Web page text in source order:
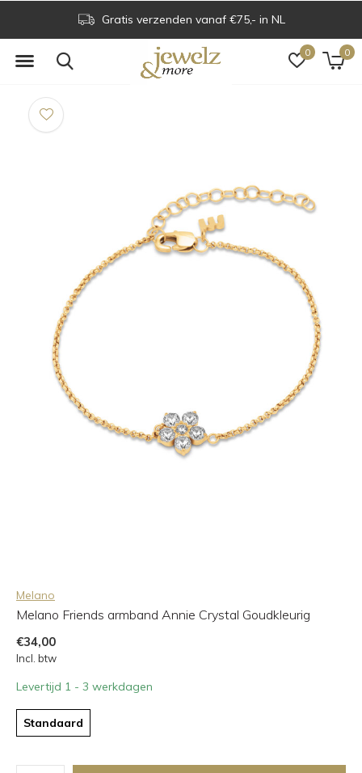
0 0
Gratis verzenden vanaf €75,- in NL
Melano
Melano Friends armband Annie Crystal Goudkleurig
€34,00
Incl. btw
Levertijd 1 - 3 werkdagen
Standaard